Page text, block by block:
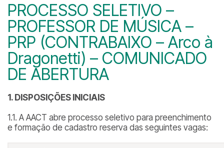
PROCESSO SELETIVO –
PROFESSOR DE MÚSICA –
PRP (CONTRABAIXO – Arco à
Dragonetti) – COMUNICADO
DE ABERTURA
1. DISPOSIÇÕES INICIAIS
1.1. A AACT abre processo seletivo para preenchimento
e formação de cadastro reserva das seguintes vagas: